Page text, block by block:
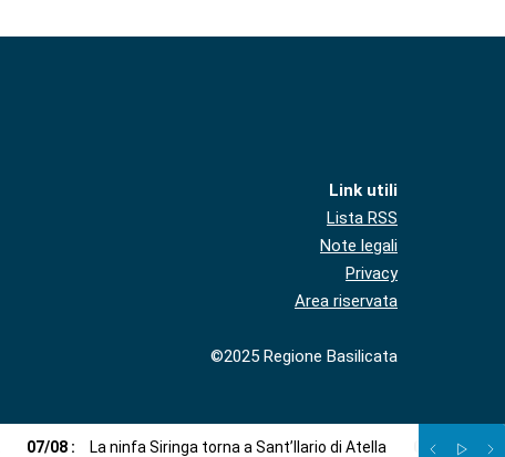
Link utili
Lista RSS
Note legali
Privacy
Area riservata
©2025 Regione Basilicata
07/08 : La ninfa Siringa torna a Sant’Ilario di Atella 07/ :